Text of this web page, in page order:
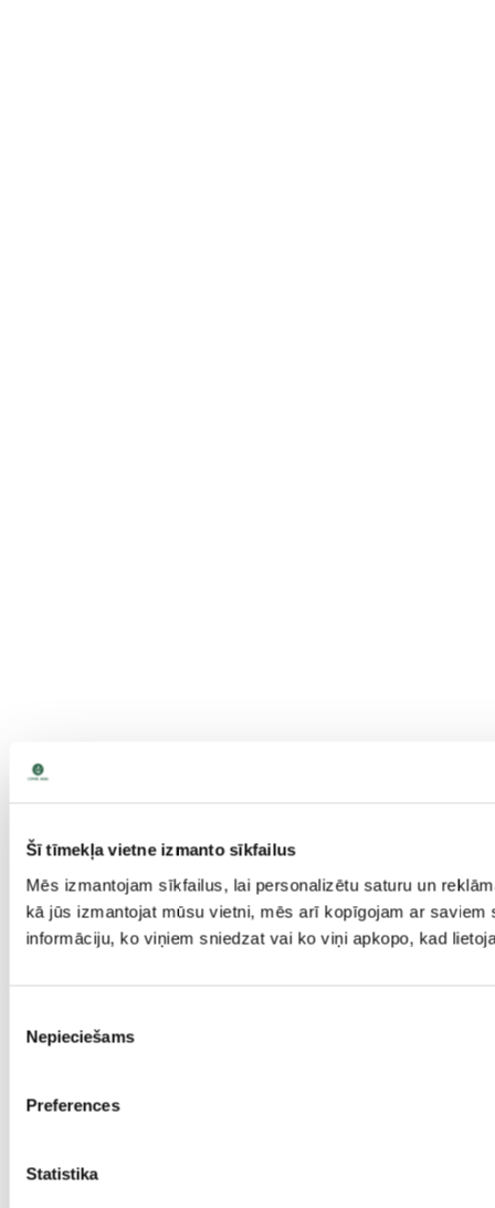
Šī tīmekļa vietne izmanto sīkfailus
Mēs izmantojam sīkfailus, lai personalizētu saturu un
kā jūs izmantojat mūsu vietni, mēs arī kopīgojam ar
informāciju, ko viņiem sniedzat vai ko viņi apkopo, kad
izvēle
Nepieciešams
Preferences
Statistika